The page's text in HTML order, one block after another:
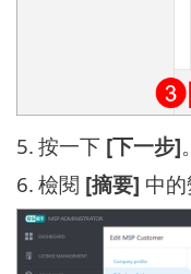
5. 按一下 [下一步]。
6. 檢閱 [摘要] 中